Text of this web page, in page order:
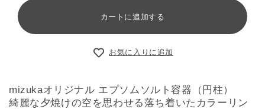
カートに追加する
お気に入りに追加
mizukaオリジナル エプソムソルト容器（円柱）
綺麗な夕焼けの空を思わせる落ち着いたカラーリン